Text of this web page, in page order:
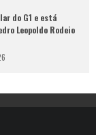
do G1 e está
Leopoldo Rodeio